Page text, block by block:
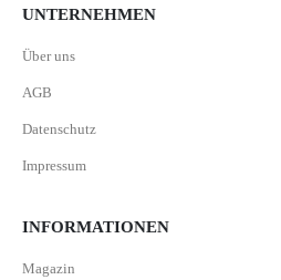
UNTERNEHMEN
Über uns
AGB
Datenschutz
Impressum
INFORMATIONEN
Magazin